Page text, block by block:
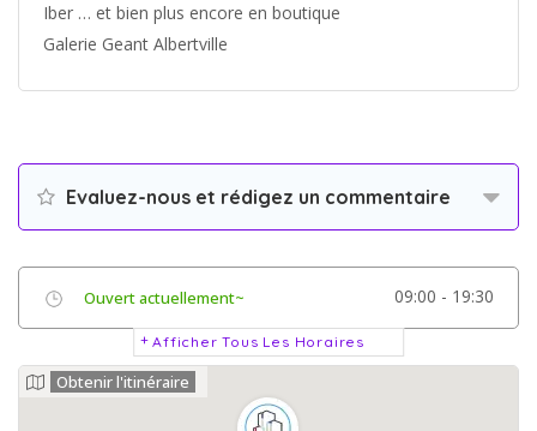
Iber … et bien plus encore en boutique
Galerie Geant Albertville
Evaluez-nous et rédigez un commentaire
Ouvert actuellement~ 09:00 - 19:30
Afficher Tous Les Horaires
Obtenir l'itinéraire